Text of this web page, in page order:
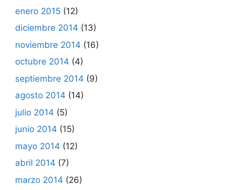
enero 2015 (12)
diciembre 2014 (13)
noviembre 2014 (16)
octubre 2014 (4)
septiembre 2014 (9)
agosto 2014 (14)
julio 2014 (5)
junio 2014 (15)
mayo 2014 (12)
abril 2014 (7)
marzo 2014 (26)